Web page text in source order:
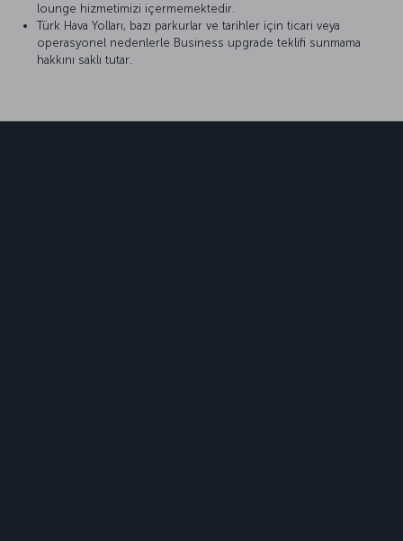
lounge hizmetimizi içermemektedir.
Türk Hava Yolları, bazı parkurlar ve tarihler için ticari veya
operasyonel nedenlerle Business upgrade teklifi sunmama
hakkını saklı tutar.